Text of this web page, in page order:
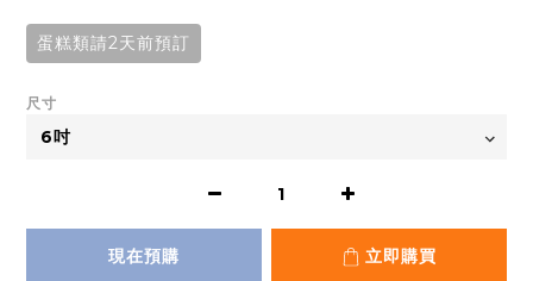
蛋糕類請2天前預訂
尺寸
現在預購 立即購買